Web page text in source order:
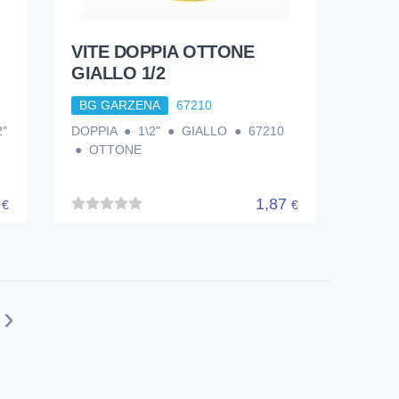
€
VITE DOPPIA OTTONE
GIALLO 1/2
BG GARZENA
67210
DOPPIA ● 1\2" ● GIALLO ● 67210
● OTTONE
1,87 €